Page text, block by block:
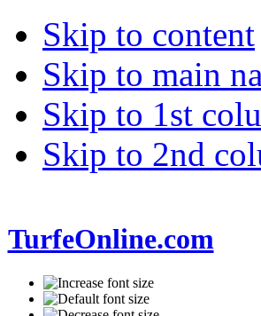
Skip to content
Skip to main
Skip to 1st
Skip to 2nd
TurfeOnline.com